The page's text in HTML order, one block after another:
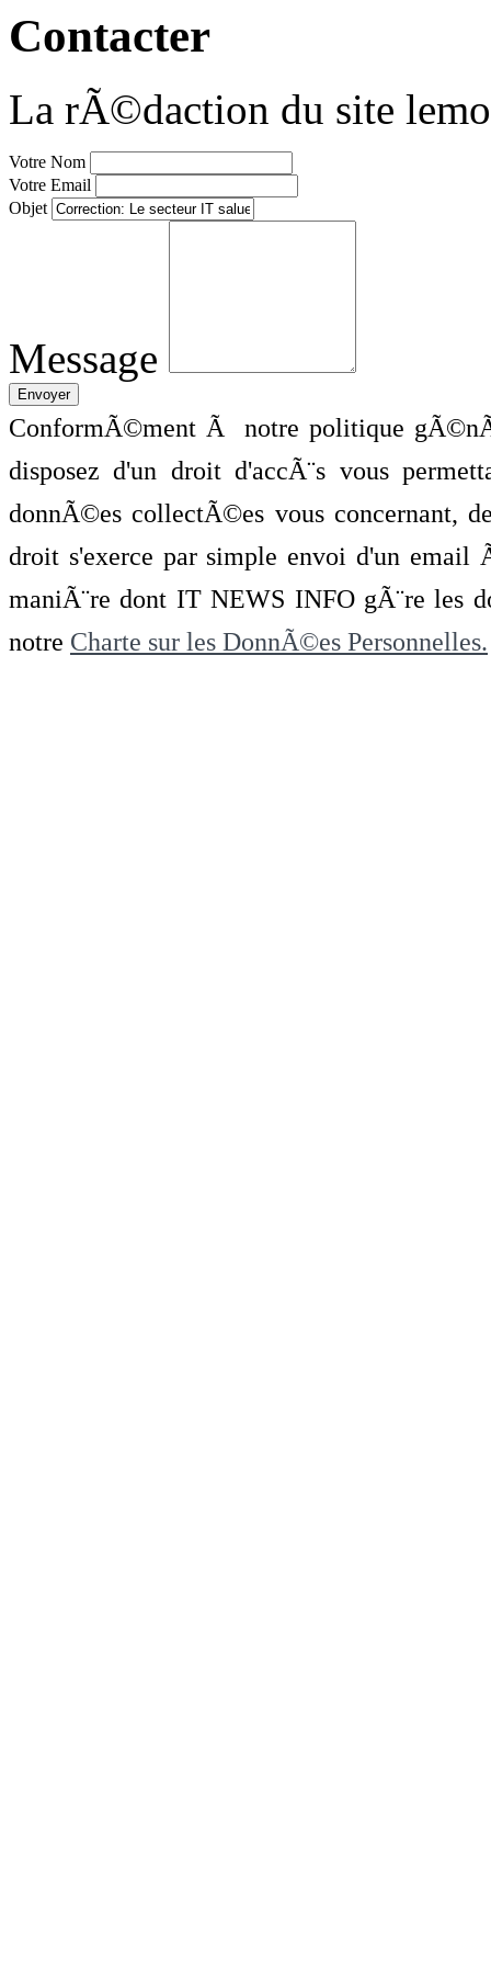
Contacter
La rÃ©daction du site
Votre Nom
Votre Email
Objet
Message
ConformÃ©ment Ã notre politique
disposez d'un droit d'accÃ¨s vous
donnÃ©es collectÃ©es vous concernant,
droit s'exerce par simple envoi d'un
maniÃ¨re dont IT NEWS INFO gÃ¨re les
notre Charte sur les DonnÃ©es Personnelles.